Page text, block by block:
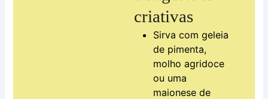
criativas
Sirva com geleia
de pimenta,
molho agridoce
ou uma
maionese de